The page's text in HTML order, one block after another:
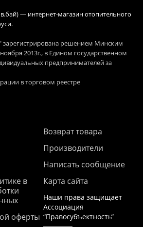
— интернет-магазин отопительного
решением Минским
2013г., в Едином государственном
предпринимателей за
в торговом реестре
в
оферты
Возврат товара
Производители
Написать сообщение
Карта сайта
Наши права защищает
Ассоциация
“Правосубъектность”